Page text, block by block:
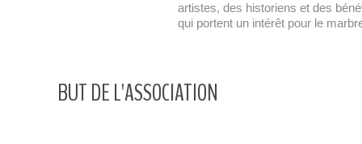
artistes, des historiens et des
qui portent un intérêt pour le
BUT DE L'ASSOCIATION